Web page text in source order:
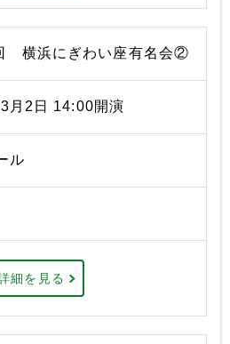
横浜にぎわい座有名会②
月2日 14:00開演
ル
細を見る